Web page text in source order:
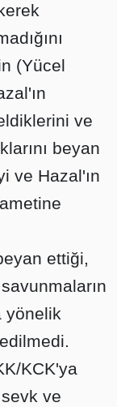
(Yücel
ve
beyan
ve Hazal'ın
ettiği,
yönelik
KCK'ya
ve